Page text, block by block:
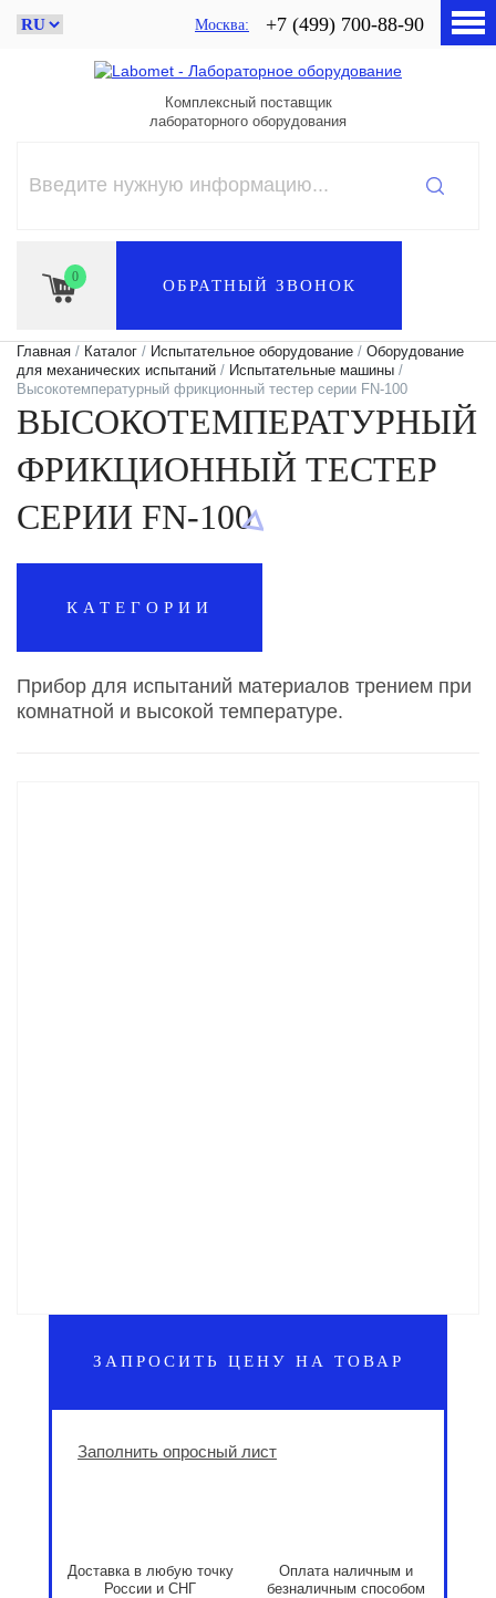
Москва +7 (499) 700-88-90
Комплексный поставщик
лабораторного оборудования
0 ОБРАТНЫЙ ЗВОНОК
Главная / Каталог / Испытательное оборудование / Оборудование
для механических испытаний / Испытательные машины /
Высокотемпературный фрикционный тестер серии FN-100
ВЫСОКОТЕМПЕРАТУРНЫЙ
ФРИКЦИОННЫЙ ТЕСТЕР
СЕРИИ FN-100
КАТЕГОРИИ
Прибор для испытаний материалов трением при
комнатной и высокой температуре.
ЗАПРОСИТЬ ЦЕНУ НА ТОВАР
Заполнить опросный лист
Доставка в любую точку
России и СНГ
Оплата наличным и
безналичным способом